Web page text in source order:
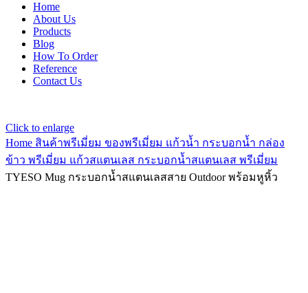
Home
About Us
Products
Blog
How To Order
Reference
Contact Us
Click to enlarge
Home สินค้าพรีเมี่ยม ของพรีเมี่ยม แก้วน้ำ กระบอกน้ำ กล่อง
ข้าว พรีเมี่ยม แก้วสแตนเลส กระบอกน้ำสแตนเลส พรีเมี่ยม
TYESO Mug กระบอกน้ำสแตนเลสสาย Outdoor พร้อมหูหิ้ว